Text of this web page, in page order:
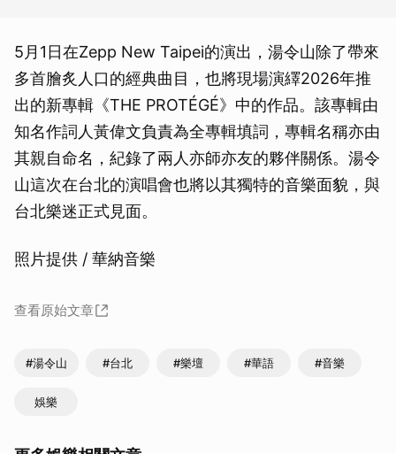
5月1日在Zepp New Taipei的演出，湯令山除了帶來
多首膾炙人口的經典曲目，也將現場演繹2026年推
出的新專輯《THE PROTÉGÉ》中的作品。該專輯由
知名作詞人黃偉文負責為全專輯填詞，專輯名稱亦由
其親自命名，紀錄了兩人亦師亦友的夥伴關係。湯令
山這次在台北的演唱會也將以其獨特的音樂面貌，與
台北樂迷正式見面。
照片提供 / 華納音樂
查看原始文章
#湯令山 #台北 #樂壇 #華語 #音樂
娛樂